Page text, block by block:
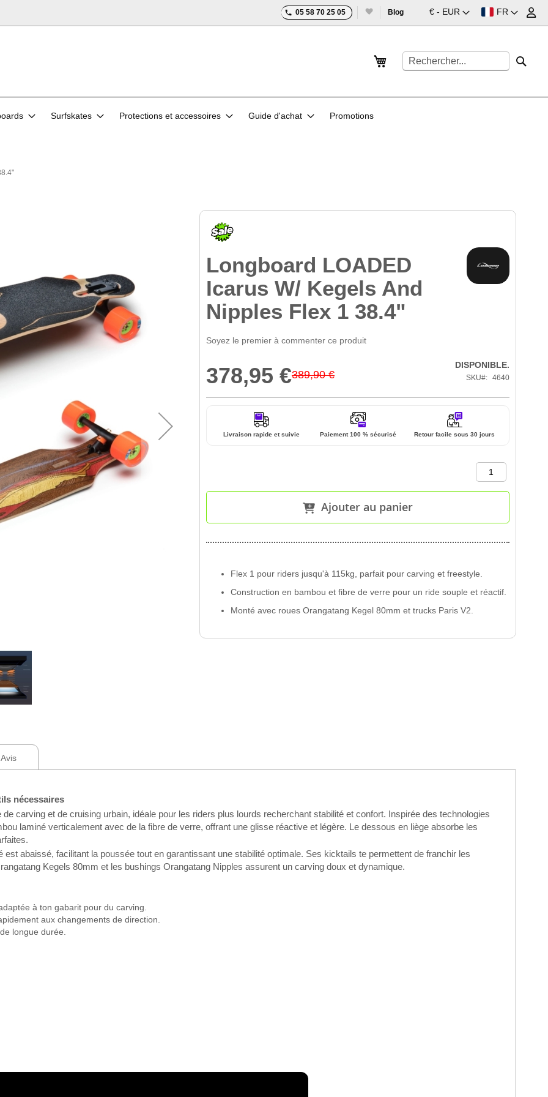
Devise
€ - EUR Langue
FR
05 58 70 25 05 Blog
Mon panier
Rechercher
Surfskates Protections et accessoires Guide d'achat Promotions
Longboard LOADED
Icarus W/ Kegels And
Nipples Flex 1 38.4"
Soyez le premier à commenter ce produit
Prix
Spécial
378,95 €389,90 €
DISPONIBLE.
SKU 4640
Livraison rapide et suivie Paiement 100 % sécurisé Retour facile sous 30 jours
Ajouter au panier
Flex 1 pour riders jusqu'à 115kg, parfait pour carving et freestyle.
Construction en bambou et fibre de verre pour un ride souple et réactif.
Monté avec roues Orangatang Kegel 80mm et trucks Paris V2.
nécessaires
carving et de cruising urbain, idéale pour les riders plus lourds recherchant stabilité et confort. Inspirée des technologies
laminé verticalement avec de la fibre de verre, offrant une glisse réactive et légère. Le dessous en liège absorbe les
abaissé, facilitant la poussée tout en garantissant une stabilité optimale. Ses kicktails te permettent de franchir les
Kegels 80mm et les bushings Orangatang Nipples assurent un carving doux et dynamique.
à ton gabarit pour du carving.
aux changements de direction.
longue durée.
Avis